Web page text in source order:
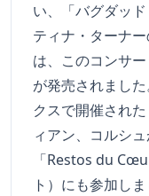
い、「バグダッ
ティナ・ターナ
は、このコンサ
が発売されまし
クスで開催され
ィアン、コルシ
「Restos du
ト）にも参加し